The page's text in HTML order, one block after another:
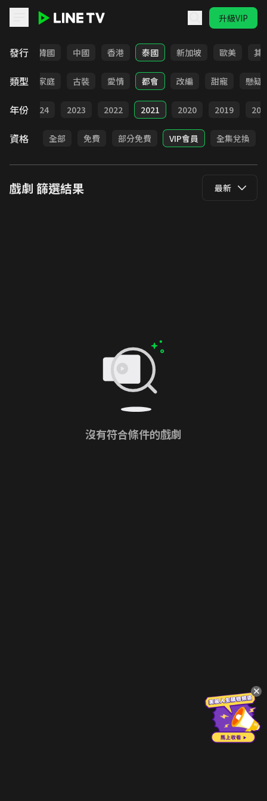
升級VIP
發行
日本 韓國 中國 香港 泰國 新加坡 歐美 其
類型
校園 家庭 古裝 愛情 都會 改編 甜寵 懸疑
年份 2024 2023 2022 2021 2020 2019
資格 全部 免費 部分免費 VIP會員 全集兌換
戲劇 篩選結果 最新
沒有符合條件的戲劇